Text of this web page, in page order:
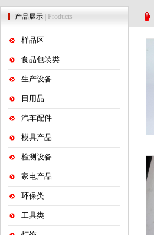
产品展示 | Products
样品区
食品包装类
生产设备
日用品
汽车配件
模具产品
检测设备
家电产品
环保类
工具类